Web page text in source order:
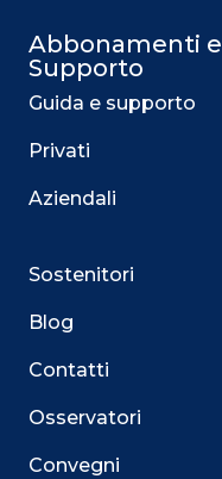
Abbonamenti e
Supporto
Guida e supporto
Privati
Aziendali
Sostenitori
Blog
Contatti
Osservatori
Convegni